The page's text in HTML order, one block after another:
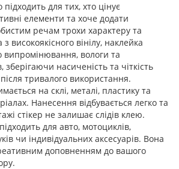
для тих, хто цінує
елементи та хоче додати
речам трохи характеру та
високоякісного вінілу, наклейка
випромінювання, вологи та
зберігаючи насиченість та чіткість
тривалого використання.
на склі, металі, пластику та
Нанесення відбувається легко та
стікер не залишає слідів клею.
для авто, мотоциклів,
чи індивідуальних аксесуарів. Вона
доповненням до вашого